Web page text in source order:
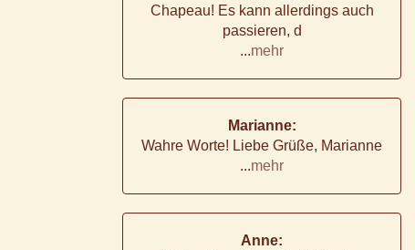
Chapeau! Es kann allerdings auch
passieren, d
...mehr
Marianne:
Wahre Worte! Liebe Grüße, Marianne
...mehr
Anne: